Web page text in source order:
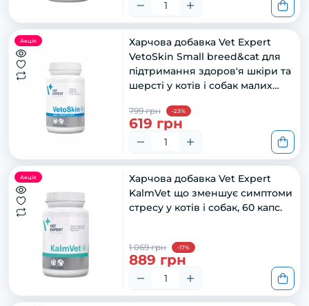
Акція
Харчова добавка Vet Expert
VetoSkin Small breed&cat для
підтримання здоров'я шкіри та
шерсті у котів і собак малих
799 грн -23%
619 грн
Акція
Харчова добавка Vet Expert
KalmVet що зменшує симптоми
стресу у котів і собак, 60 капс.
1 069 грн -17%
889 грн